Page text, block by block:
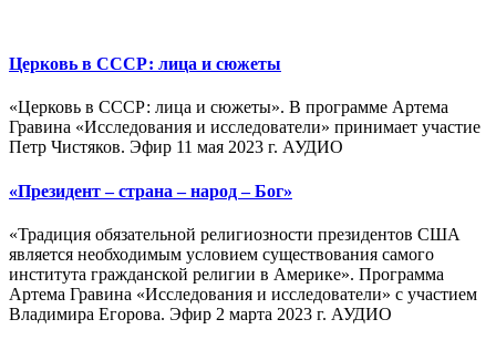
Церковь в СССР: лица и сюжеты
«Церковь в СССР: лица и сюжеты». В программе Артема
Гравина «Исследования и исследователи» принимает участие
Петр Чистяков. Эфир 11 мая 2023 г. АУДИО
«Президент – страна – народ – Бог»
«Традиция обязательной религиозности президентов США
является необходимым условием существования самого
института гражданской религии в Америке». Программа
Артема Гравина «Исследования и исследователи» с участием
Владимира Егорова. Эфир 2 марта 2023 г. АУДИО